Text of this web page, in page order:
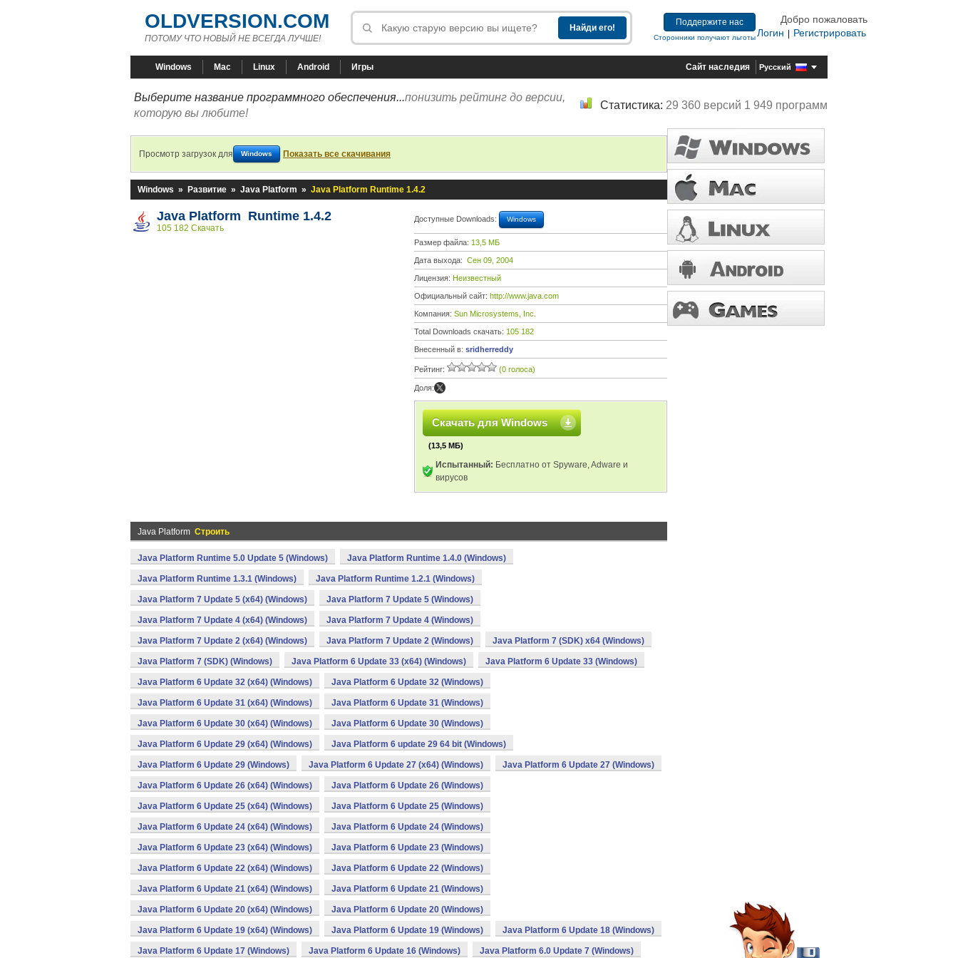
OLDVERSION.COM
ПОТОМУ ЧТО НОВЫЙ НЕ ВСЕГДА ЛУЧШЕ!
Поддержите нас
Сторонники получают льготы
Добро пожаловать
Логин
Регистрировать
Windows Mac Linux Android Игры Сайт наследия Русский
Выберите название программного обеспечения...понизить рейтинг до версии,
которую вы любите!
Статистика: 29 360 версий 1 949 программ
Просмотр загрузок для Windows Показать все скачивания
Windows » Развитие » Java Platform » Java Platform Runtime 1.4.2
Java Platform Runtime 1.4.2
105 182 Скачать
Доступные Downloads: Windows
Размер файла: 13,5 МБ
Дата выхода: Сен 09, 2004
Лицензия: Неизвестный
Официальный сайт: http://www.java.com
Компания: Sun Microsystems, Inc.
Total Downloads скачать: 105 182
Внесенный в: sridherreddy
Рейтинг: (0 голоса)
Доля:
Скачать для Windows
(13,5 МБ)
Испытанный: Бесплатно от Spyware, Adware и
вирусов
Java Platform Строить
Java Platform Runtime 5.0 Update 5 (Windows) Java Platform Runtime 1.4.0 (Windows)
Java Platform Runtime 1.3.1 (Windows) Java Platform Runtime 1.2.1 (Windows)
Java Platform 7 Update 5 (x64) (Windows) Java Platform 7 Update 5 (Windows)
Java Platform 7 Update 4 (x64) (Windows) Java Platform 7 Update 4 (Windows)
Java Platform 7 Update 2 (x64) (Windows) Java Platform 7 Update 2 (Windows) Java Platform 7 (SDK) x64 (Windows)
Java Platform 7 (SDK) (Windows) Java Platform 6 Update 33 (x64) (Windows) Java Platform 6 Update 33 (Windows)
Java Platform 6 Update 32 (x64) (Windows) Java Platform 6 Update 32 (Windows)
Java Platform 6 Update 31 (x64) (Windows) Java Platform 6 Update 31 (Windows)
Java Platform 6 Update 30 (x64) (Windows) Java Platform 6 Update 30 (Windows)
Java Platform 6 Update 29 (x64) (Windows) Java Platform 6 update 29 64 bit (Windows)
Java Platform 6 Update 29 (Windows) Java Platform 6 Update 27 (x64) (Windows) Java Platform 6 Update 27 (Windows)
Java Platform 6 Update 26 (x64) (Windows) Java Platform 6 Update 26 (Windows)
Java Platform 6 Update 25 (x64) (Windows) Java Platform 6 Update 25 (Windows)
Java Platform 6 Update 24 (x64) (Windows) Java Platform 6 Update 24 (Windows)
Java Platform 6 Update 23 (x64) (Windows) Java Platform 6 Update 23 (Windows)
Java Platform 6 Update 22 (x64) (Windows) Java Platform 6 Update 22 (Windows)
Java Platform 6 Update 21 (x64) (Windows) Java Platform 6 Update 21 (Windows)
Java Platform 6 Update 20 (x64) (Windows) Java Platform 6 Update 20 (Windows)
Java Platform 6 Update 19 (x64) (Windows) Java Platform 6 Update 19 (Windows) Java Platform 6 Update 18 (Windows)
Java Platform 6 Update 17 (Windows) Java Platform 6 Update 16 (Windows) Java Platform 6.0 Update 7 (Windows)